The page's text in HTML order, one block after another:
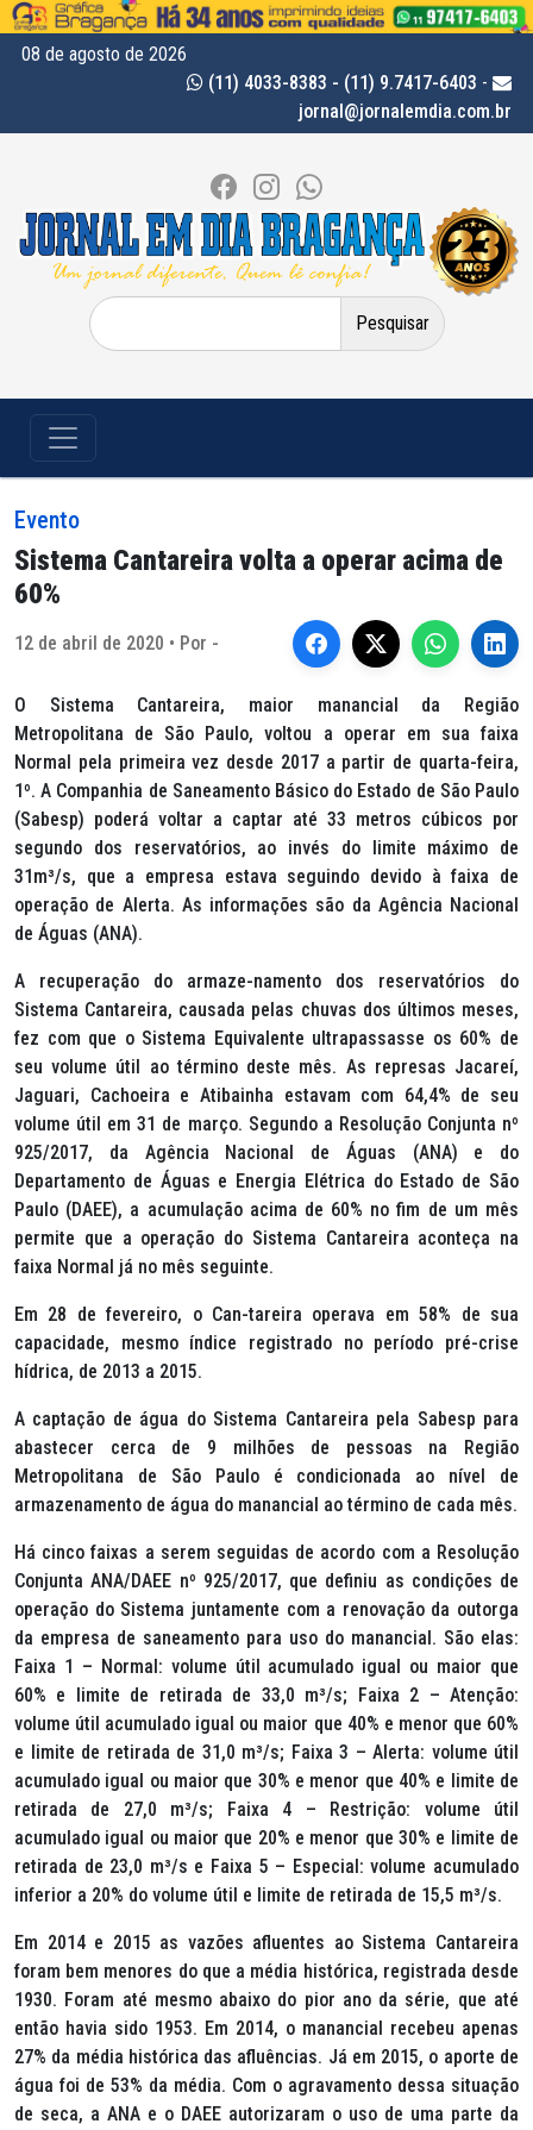
08 de agosto de 2026
(11) 4033-8383 - (11) 9.7417-6403 -
jornal@jornalemdia.com.br
Pesquisar
por:
Evento
Sistema Cantareira volta a operar acima de
60%
12 de abril de 2020 • Por -
O Sistema Cantareira, maior manancial da Região
Metropolitana de São Paulo, voltou a operar em sua faixa
Normal pela primeira vez desde 2017 a partir de quarta-feira,
1º. A Companhia de Saneamento Básico do Estado de São Paulo
(Sabesp) poderá voltar a captar até 33 metros cúbicos por
segundo dos reservatórios, ao invés do limite máximo de
31m³/s, que a empresa estava seguindo devido à faixa de
operação de Alerta. As informações são da Agência Nacional
de Águas (ANA).
A recuperação do armaze-namento dos reservatórios do
Sistema Cantareira, causada pelas chuvas dos últimos meses,
fez com que o Sistema Equivalente ultrapassasse os 60% de
seu volume útil ao término deste mês. As represas Jacareí,
Jaguari, Cachoeira e Atibainha estavam com 64,4% de seu
volume útil em 31 de março. Segundo a Resolução Conjunta nº
925/2017, da Agência Nacional de Águas (ANA) e do
Departamento de Águas e Energia Elétrica do Estado de São
Paulo (DAEE), a acumulação acima de 60% no fim de um mês
permite que a operação do Sistema Cantareira aconteça na
faixa Normal já no mês seguinte.
Em 28 de fevereiro, o Can-tareira operava em 58% de sua
capacidade, mesmo índice registrado no período pré-crise
hídrica, de 2013 a 2015.
A captação de água do Sistema Cantareira pela Sabesp para
abastecer cerca de 9 milhões de pessoas na Região
Metropolitana de São Paulo é condicionada ao nível de
armazenamento de água do manancial ao término de cada mês.
Há cinco faixas a serem seguidas de acordo com a Resolução
Conjunta ANA/DAEE nº 925/2017, que definiu as condições de
operação do Sistema juntamente com a renovação da outorga
da empresa de saneamento para uso do manancial. São elas:
Faixa 1 – Normal: volume útil acumulado igual ou maior que
60% e limite de retirada de 33,0 m³/s; Faixa 2 – Atenção:
volume útil acumulado igual ou maior que 40% e menor que 60%
e limite de retirada de 31,0 m³/s; Faixa 3 – Alerta: volume útil
acumulado igual ou maior que 30% e menor que 40% e limite de
retirada de 27,0 m³/s; Faixa 4 – Restrição: volume útil
acumulado igual ou maior que 20% e menor que 30% e limite de
retirada de 23,0 m³/s e Faixa 5 – Especial: volume acumulado
inferior a 20% do volume útil e limite de retirada de 15,5 m³/s.
Em 2014 e 2015 as vazões afluentes ao Sistema Cantareira
foram bem menores do que a média histórica, registrada desde
1930. Foram até mesmo abaixo do pior ano da série, que até
então havia sido 1953. Em 2014, o manancial recebeu apenas
27% da média histórica das afluências. Já em 2015, o aporte de
água foi de 53% da média. Com o agravamento dessa situação
de seca, a ANA e o DAEE autorizaram o uso de uma parte da